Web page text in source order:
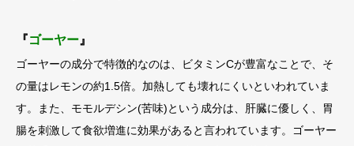
『ゴーヤー 』
ゴーヤーの成分で特徴的なのは、ビタミンCが豊富なことで、そ
の量はレモンの約1.5倍。加熱しても壊れにくいといわれていま
す。また、モモルデシン(苦味)という成分は、肝臓に優しく、胃
腸を刺激して食欲増進に効果があると言われています。ゴーヤー